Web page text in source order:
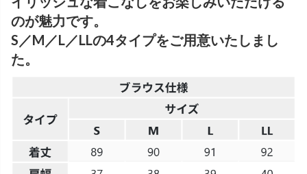
のが魅力です。
S／M／L／LLの4タイプをご用意いたしまし
た。